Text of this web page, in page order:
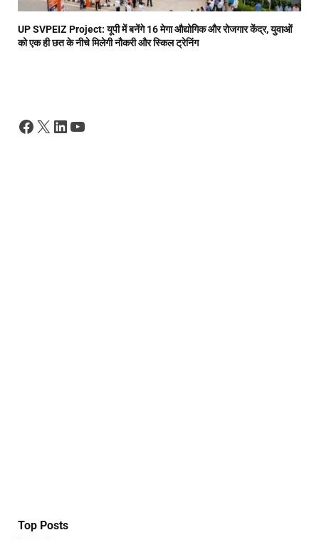
UP SVPEIZ Project: यूपी में बनेंगे 16 मेगा औद्योगिक और रोजगार केंद्र, युवाओं
को एक ही छत के नीचे मिलेगी नौकरी और स्किल ट्रेनिंग
Facebook
X LinkedIn
YouTube
Top Posts